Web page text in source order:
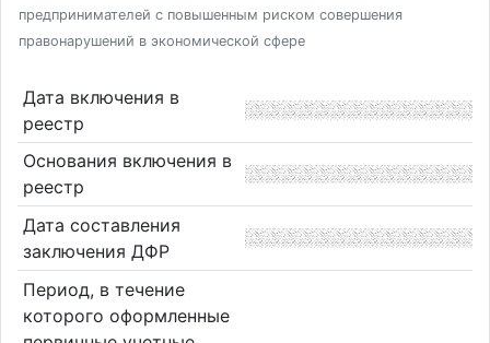
предпринимателей с повышенным риском совершения
правонарушений в экономической сфере
Дата включения в
реестр
Основания включения в
реестр
Дата составления
заключения ДФР
Период, в течение
которого оформленные